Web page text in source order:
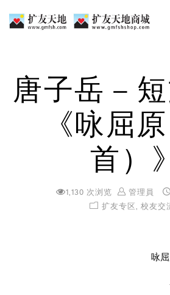
唐子岳 –
《咏屈
首）》
1,130 次浏览 管理員
扩友专区, 校友交
咏屈